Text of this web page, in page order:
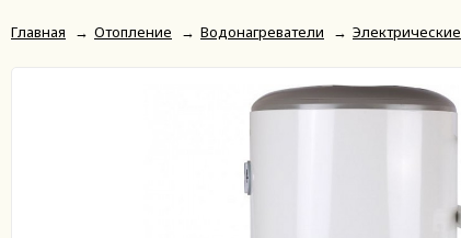
Главная → Отопление → Водонагреватели → Электрические